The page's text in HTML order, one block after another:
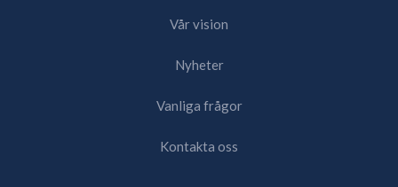
Vår vision
Nyheter
Vanliga frågor
Kontakta oss